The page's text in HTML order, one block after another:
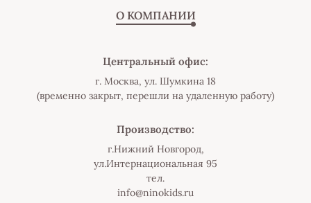
О КОМПАНИИ
Центральный офис:
г. Москва, ул. Шумкина 18
(временно закрыт, перешли на удаленную работу)
Производство:
г.Нижний Новгород,
ул.Интернациональная 95
тел.
info@ninokids.ru